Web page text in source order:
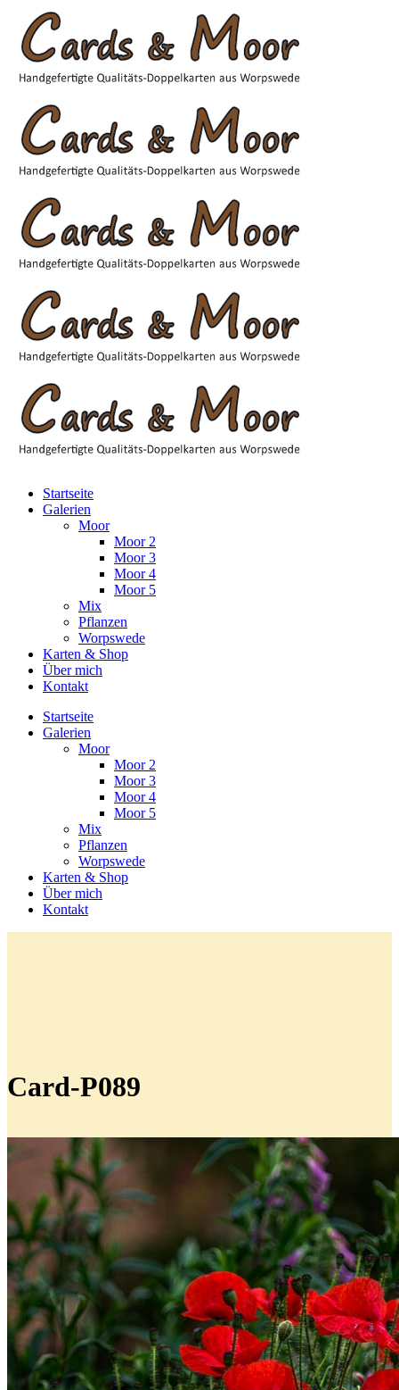
Startseite
Galerien
Moor
Moor 2
Moor 3
Moor 4
Moor 5
Mix
Pflanzen
Worpswede
Karten & Shop
Über mich
Kontakt
Startseite
Galerien
Moor
Moor 2
Moor 3
Moor 4
Moor 5
Mix
Pflanzen
Worpswede
Karten & Shop
Über mich
Kontakt
Card-P089